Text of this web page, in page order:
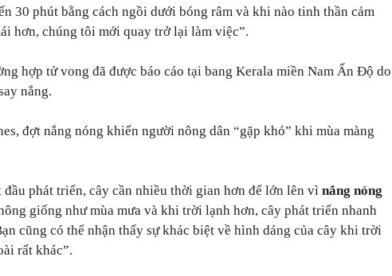
30 phút bằng cách ngồi dưới bóng râm và khi nào tinh thần cảm
hơn, chúng tôi mới quay trở lại làm việc”.
hợp tử vong đã được báo cáo tại bang Kerala miền Nam Ấn Độ do
nắng.
đợt nắng nóng khiến người nông dân “gặp khó” khi mùa màng
đầu phát triển, cây cần nhiều thời gian hơn để lớn lên vì nắng nóng
giống như mùa mưa và khi trời lạnh hơn, cây phát triển nhanh
cũng có thể nhận thấy sự khác biệt về hình dáng của cây khi trời
rất khác”.